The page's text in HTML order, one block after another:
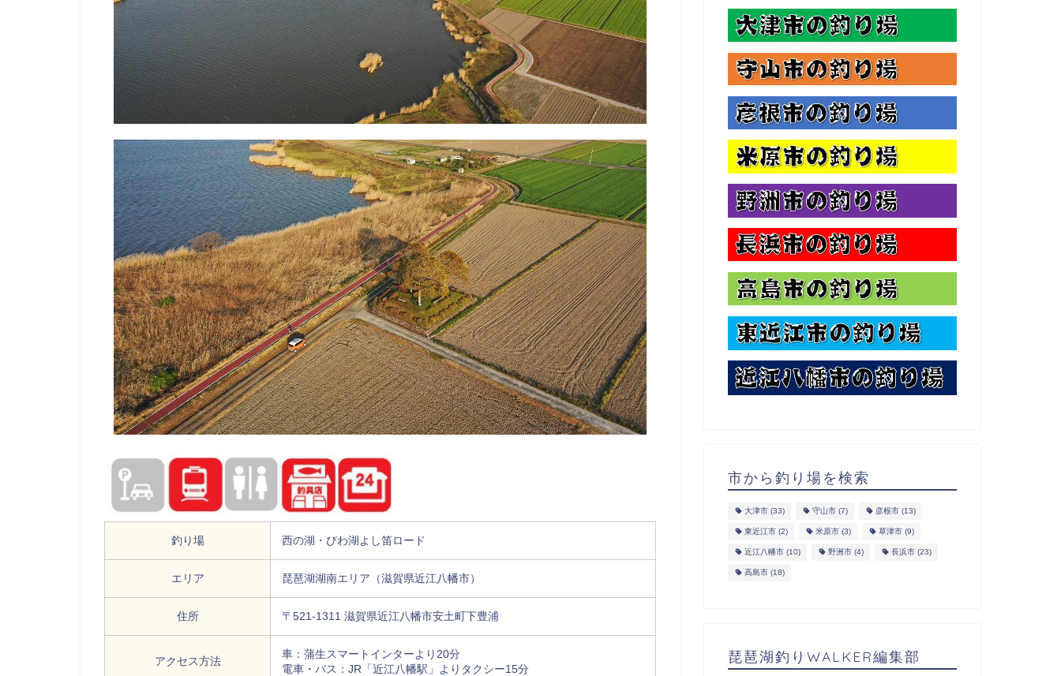
釣り場 西の湖・びわ湖よし笛ロード
エリア 琵琶湖湖南エリア（滋賀県近江八幡市）
住所 〒521-1311 滋賀県近江八幡市安土町下豊浦
アクセス方法
車：蒲生スマートインターより20分
電車・バス：JR「近江八幡駅」よりタクシー15分
市から釣り場を検索
大津市(33) 守山市(7) 彦根市(13)
東近江市(2) 米原市(3) 草津市(9)
近江八幡市(10) 野洲市(4) 長浜市(23)
高島市(18)
琵琶湖釣りWALKER編集部